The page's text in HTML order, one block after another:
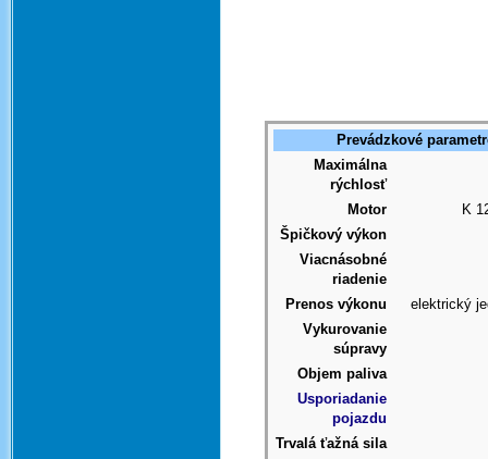
Prevádzkové
Maximálna
rýchlosť
Motor
K
Špičkový výkon
Viacnásobné
riadenie
Prenos výkonu
elektrický
Vykurovanie
súpravy
Objem paliva
Usporiadanie
pojazdu
Trvalá ťažná sila